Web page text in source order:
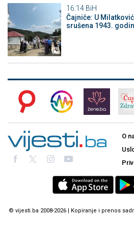
16:14 BiH
Čajniče: U
srušena 1943.
O
© vijesti.ba 2008-2026 | Kopiranje i prenos